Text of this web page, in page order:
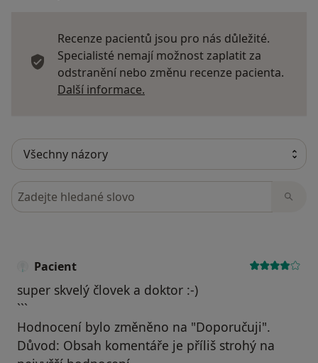
Recenze pacientů jsou pro nás důležité.
Specialisté nemají možnost zaplatit za
odstranění nebo změnu recenze pacienta.
Další informace.
Hledejte v názorech
Pacient
super skvelý človek a doktor :-)
```
Hodnocení bylo změněno na "Doporučuji".
Důvod: Obsah komentáře je příliš strohý na